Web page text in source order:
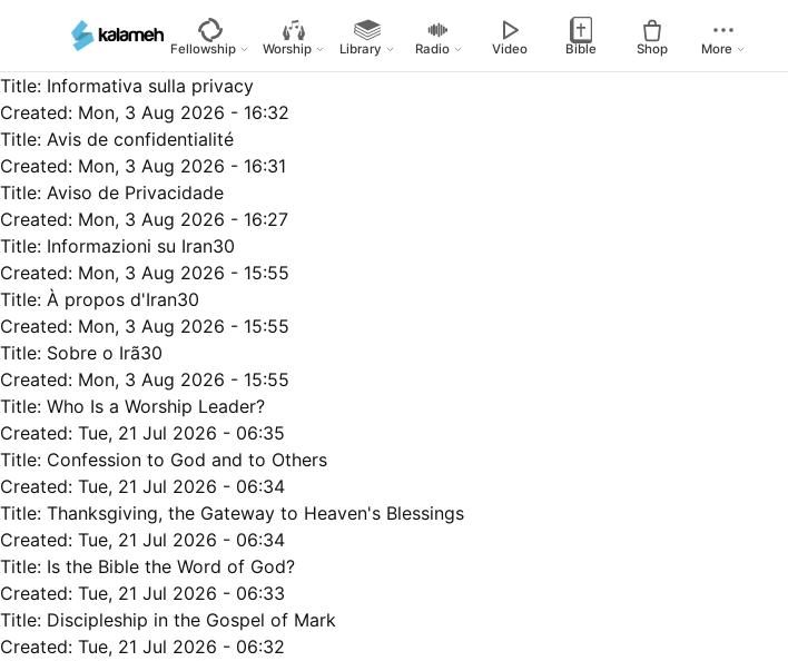
main
content
Fellowship Worship Library Radio Video Bible Shop More
Title: Informativa sulla privacy
Created: Mon, 3 Aug 2026 - 16:32
Title: Avis de confidentialité
Created: Mon, 3 Aug 2026 - 16:31
Title: Aviso de Privacidade
Created: Mon, 3 Aug 2026 - 16:27
Title: Informazioni su Iran30
Created: Mon, 3 Aug 2026 - 15:55
Title: À propos d'Iran30
Created: Mon, 3 Aug 2026 - 15:55
Title: Sobre o Irã30
Created: Mon, 3 Aug 2026 - 15:55
Title: Who Is a Worship Leader?
Created: Tue, 21 Jul 2026 - 06:35
Title: Confession to God and to Others
Created: Tue, 21 Jul 2026 - 06:34
Title: Thanksgiving, the Gateway to Heaven's Blessings
Created: Tue, 21 Jul 2026 - 06:34
Title: Is the Bible the Word of God?
Created: Tue, 21 Jul 2026 - 06:33
Title: Discipleship in the Gospel of Mark
Created: Tue, 21 Jul 2026 - 06:32